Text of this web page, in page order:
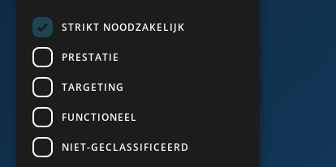
Algemene voorwaarden
Cookies & Privacy
STRIKT NOODZAKELIJK
PRESTATIE
TARGETING
FUNCTIONEEL
NIET-GECLASSIFICEERD